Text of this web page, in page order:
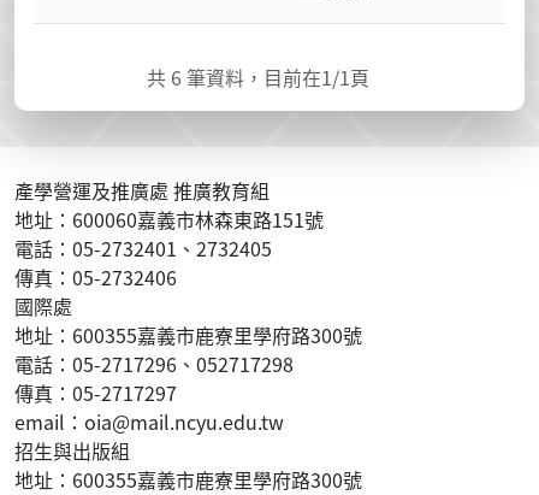
共 6 筆資料，目前在1/1頁
產學營運及推廣處 推廣教育組
地址：600060嘉義市林森東路151號
電話：05-2732401、2732405
傳真：05-2732406
國際處
地址：600355嘉義市鹿寮里學府路300號
電話：05-2717296、052717298
傳真：05-2717297
email：oia@mail.ncyu.edu.tw
招生與出版組
地址：600355嘉義市鹿寮里學府路300號